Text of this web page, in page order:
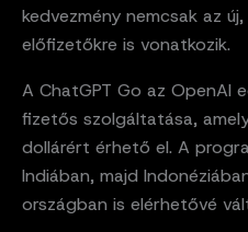
kedvezmény nemcsak az
előfizetőkre is vonatkozik.
A ChatGPT Go az OpenAI
fizetős szolgáltatása,
dollárért érhető el. A
Indiában, majd
országban is elérhetővé